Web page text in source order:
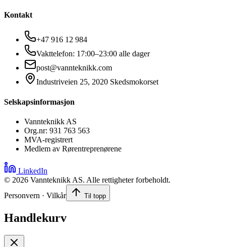
Kontakt
+47 916 12 984
Vakttelefon: 17:00–23:00 alle dager
post@vannteknikk.com
Industriveien 25, 2020 Skedsmokorset
Selskapsinformasjon
Vannteknikk AS
Org.nr: 931 763 563
MVA-registrert
Medlem av Rørentreprenørene
LinkedIn
© 2026 Vannteknikk AS. Alle rettigheter forbeholdt.
Personvern · Vilkår
Til topp
Handlekurv